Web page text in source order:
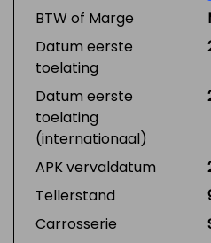
BTW of Marge
Datum eerste
toelating
Datum eerste
toelating
(internationaal)
APK vervaldatum
Tellerstand
Carrosserie